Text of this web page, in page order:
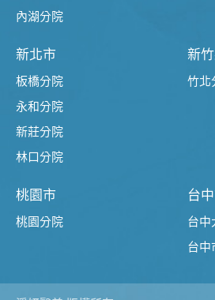
內湖分院
新北市
板橋分院
永和分院
新莊分院
林口分院
桃園市
桃園分院
新
竹北
台
台中
台中